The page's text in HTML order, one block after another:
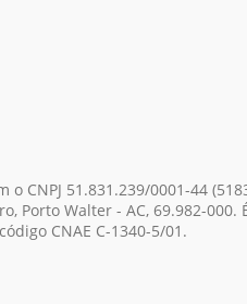
CNPJ 51.831.239/0001-44
Porto Walter - AC, 69.982-
CNAE C-1340-5/01.